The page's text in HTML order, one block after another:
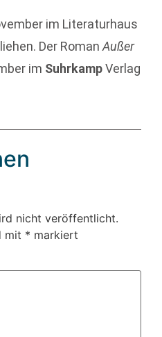
im Literaturhaus
Der Roman Außer
im SuhrkampVerlag
nicht veröffentlicht.
mit * markiert